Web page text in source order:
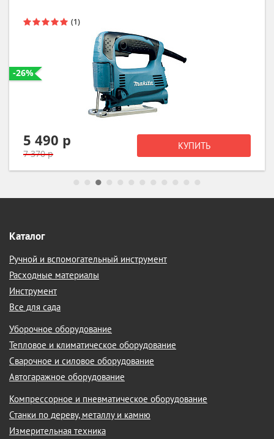
-24%
4 640 р
6 099 р
КУПИТЬ
Каталог
Ручной и вспомогательный инструмент
Расходные материалы
Инструмент
Все для сада
Уборочное оборудование
Тепловое и климатическое оборудование
Сварочное и силовое оборудование
Автогаражное оборудование
Компрессорное и пневматическое оборудование
Станки по дереву, металлу и камню
Измерительная техника